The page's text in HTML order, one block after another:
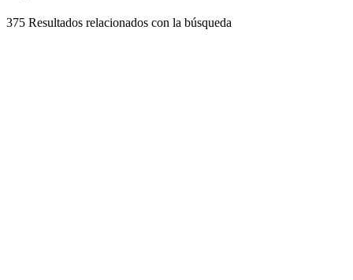
375 Resultados relacionados con la búsqueda